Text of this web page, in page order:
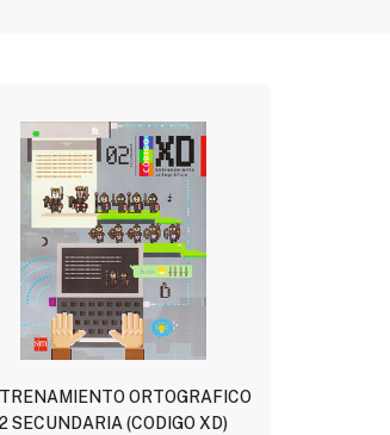
ORTOGRAFICO
2 SECUNDARIA (CODIGO XD)